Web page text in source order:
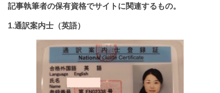
記事執筆者の保有資格でサイト に関連するもの。
1.通訳案内士（英語）